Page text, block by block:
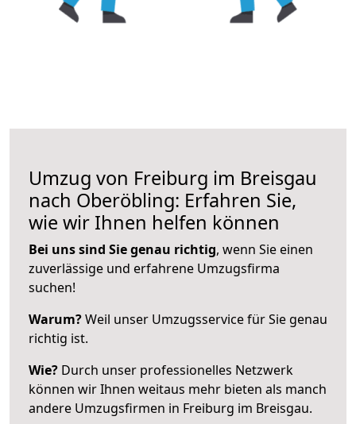
Umzug von Freiburg im Breisgau
nach Oberöbling: Erfahren Sie,
wie wir Ihnen helfen können
Bei uns sind Sie genau richtig, wenn Sie einen
zuverlässige und erfahrene Umzugsfirma
suchen!
Warum?Weil unser Umzugsservice für Sie genau
richtig ist.
Wie? Durch unser professionelles Netzwerk
können wir Ihnen weitaus mehr bieten als manch
andere Umzugsfirmen in Freiburg im Breisgau.